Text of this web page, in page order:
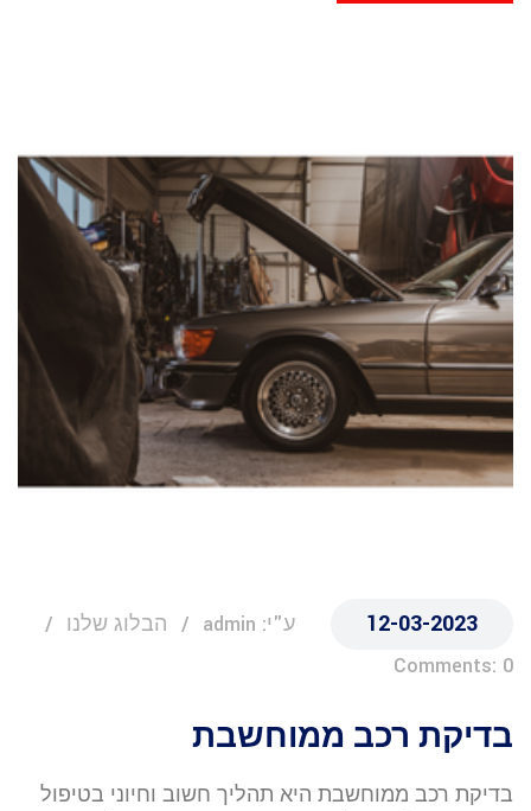
12-03-2023 ע"י: admin
הבלוג שלנו
Comments: 0
בדיקת רכב ממוחשבת
בדיקת רכב ממוחשבת היא תהליך חשוב וחיוני בטיפול